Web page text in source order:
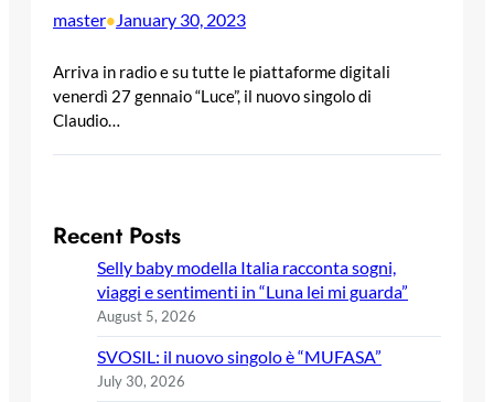
master•January 30, 2023
Arriva in radio e su tutte le piattaforme digitali
venerdì 27 gennaio “Luce”, il nuovo singolo di
Claudio…
Recent Posts
Selly baby modella Italia racconta sogni,
viaggi e sentimenti in “Luna lei mi guarda”
August 5, 2026
SVOSIL: il nuovo singolo è “MUFASA”
July 30, 2026